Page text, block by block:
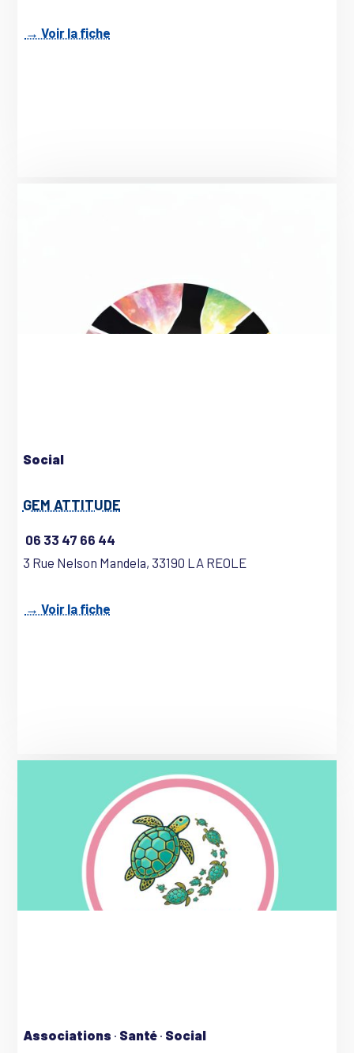
→ Voir la fiche
Social
GEM ATTITUDE
06 33 47 66 44
3 Rue Nelson Mandela, 33190 LA REOLE
→ Voir la fiche
Associations · Santé· Social